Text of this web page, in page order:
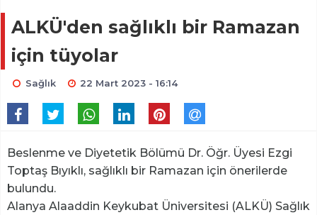
ALKÜ'den sağlıklı bir Ramazan
için tüyolar
Sağlık 22 Mart 2023 - 16:14
Beslenme ve Diyetetik Bölümü Dr. Öğr. Üyesi Ezgi
Toptaş Bıyıklı, sağlıklı bir Ramazan için önerilerde
bulundu.
Alanya Alaaddin Keykubat Üniversitesi (ALKÜ) Sağlık